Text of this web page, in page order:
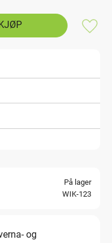
På lager
WIK-123
og